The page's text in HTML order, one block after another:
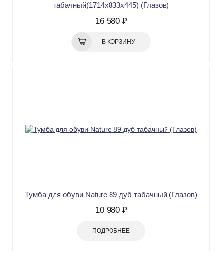
табачный(1714х833х445) (Глазов)
16 580 ₽
В КОРЗИНУ
Тумба для обуви Nature 89 дуб табачный (Глазов)
10 980 ₽
ПОДРОБНЕЕ